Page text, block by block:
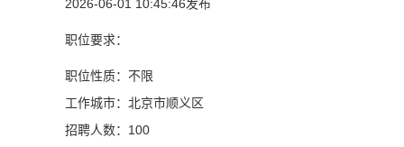
2026-06-01 10:45:46发布
职位要求：
职位性质：不限
工作城市：北京市顺义区
招聘人数：100